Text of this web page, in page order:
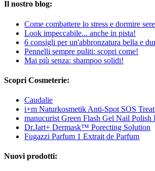
Il nostro blog:
Come combattere lo stress e dormire
Look impeccabile... anche in pista!
6 consigli per un'abbronzatura bella e
Pennelli sempre puliti: scopri come!
Mai più senza: shampoo solidi!
Scopri Cosmeterie:
Caudalie
i+m Naturkosmetik Anti-Spot SOS
manucurist Green Flash Gel Nail Polish
Dr.Jart+ Dermask™ Porecting Solution
Fugazzi Parfum 1 Extrait de Parfum
Nuovi prodotti: